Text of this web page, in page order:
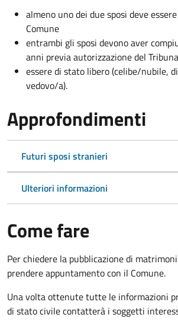
almeno uno dei due sposi deve
Comune
entrambi gli sposi devono aver
anni previa autorizzazione del
essere di stato libero (celibe/nubile,
vedovo/a).
Approfondimenti
Futuri sposi stranieri
Ulteriori informazioni
Come fare
Per chiedere la pubblicazione di
prendere appuntamento con il Comune.
Una volta ottenute tutte le informazioni
di stato civile contatterà i soggetti